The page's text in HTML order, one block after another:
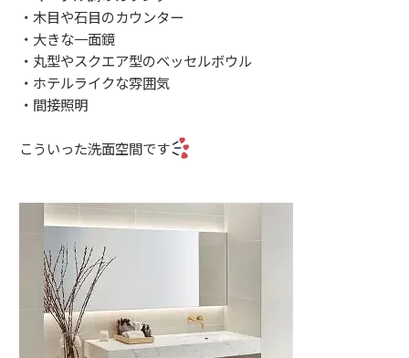
・木目や石目のカウンター
・大きな一面鏡
・丸型やスクエア型のベッセルボウル
・ホテルライクな雰囲気
・間接照明
こういった洗面空間です